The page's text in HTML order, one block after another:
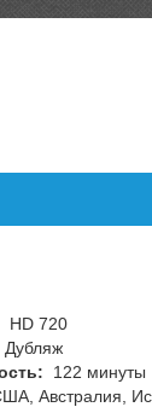
HD 720
Дубляж
122 минуты
Австралия,